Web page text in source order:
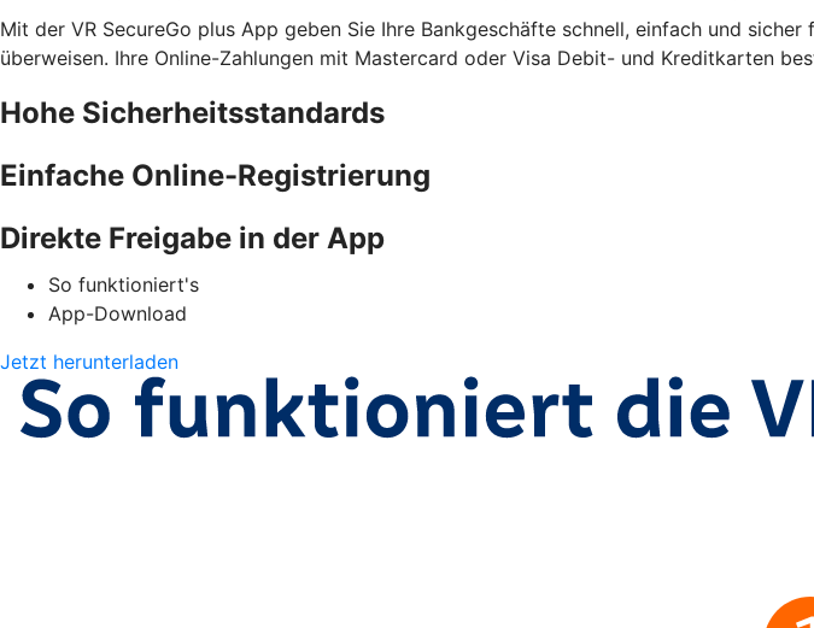
Mit der VR SecureGo plus App geben Sie Ihre Bankgeschäfte schnell, einfach und
überweisen. Ihre Online-Zahlungen mit Mastercard oder Visa Debit- und Kreditkarten
Hohe Sicherheitsstandards
Einfache Online-Registrierung
Direkte Freigabe in der App
So funktioniert's
App-Download
Jetzt herunterladen